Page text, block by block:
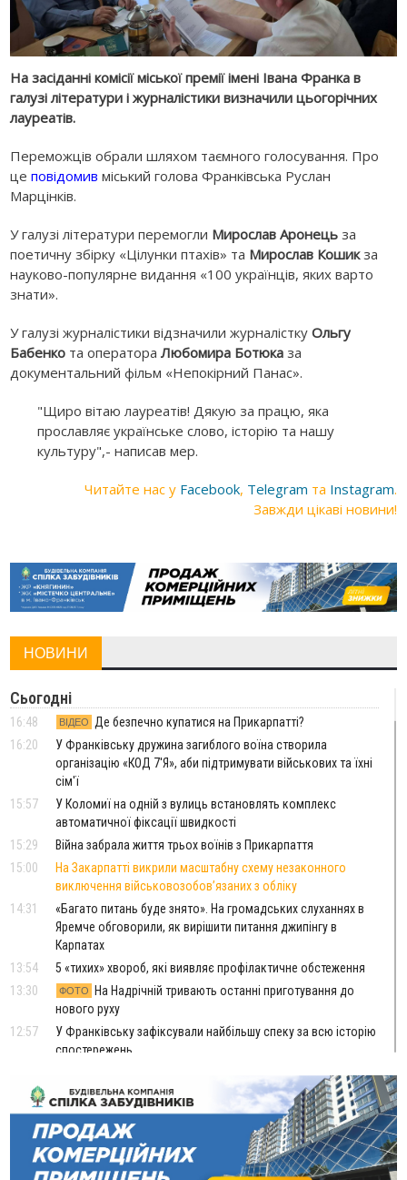
На засіданні комісії міської премії імені Івана Франка в
галузі літератури і журналістики визначили цьогорічних
лауреатів.
Переможців обрали шляхом таємного голосування. Про
цеповідомив міський голова Франківська Руслан
Марцінків.
У галузі літератури перемогли Мирослав Аронець за
поетичну збірку «Цілунки птахів» та Мирослав Кошикза
науково-популярне видання «100 українців, яких варто
знати».
У галузі журналістики відзначили журналісткуОльгу
Бабенко та оператораЛюбомира Ботюка за
документальний фільм «Непокірний Панас».
"Щиро вітаю лауреатів! Дякую за працю, яка
прославляє українське слово, історію та нашу
культуру",- написав мер.
Читайте нас у Facebook, Telegram та Instagram.
Завжди цікаві новини!
НОВИНИ
Сьогодні
16:48 ВІДЕО
Де безпечно купатися на Прикарпатті?
16:20
У Франківську дружина загиблого воїна створила
організацію «КОД 7'Я», аби підтримувати військових та їхні
сім'ї
15:57
У Коломиї на одній з вулиць встановлять комплекс
автоматичної фіксації швидкості
15:29
Війна забрала життя трьох воїнів з Прикарпаття
15:00
На Закарпатті викрили масштабну схему незаконного
виключення військовозобов’язаних з обліку
14:31
«Багато питань буде знято». На громадських слуханнях в
Яремче обговорили, як вирішити питання джипінгу в
Карпатах
13:54
5 «тихих» хвороб, які виявляє профілактичне обстеження
13:30
ФОТО
На Надрічній тривають останні приготування до
нового руху
12:57
У Франківську зафіксували найбільшу спеку за всю історію
спостережень
Лікування наркоманії Київ: чому важливо розпочати
терапію якомога раніше
12:00
Франківця, який у Косові викрав за магазину понад 640
тисяч гривень у валюті, засудили до 5 років
11:50
Податкова передасть в Міноборони для "Оберегу" дані про
чоловіків 18–60 років